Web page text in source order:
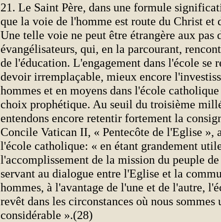
21. Le Saint Père, dans une formule
que la voie de l'homme est route du Christ et
Une telle voie ne peut être étrangère aux pas
évangélisateurs, qui, en la parcourant,
de l'éducation. L'engagement dans l'école se
devoir irremplaçable, mieux encore
hommes et en moyens dans l'école
choix prophétique. Au seuil du troisième
entendons encore retentir fortement la
Concile Vatican II, « Pentecôte de l'Eglise »,
l'école catholique: « en étant grandement
l'accomplissement de la mission du peuple
servant au dialogue entre l'Eglise et la
hommes, à l'avantage de l'une et de l'autre,
revêt dans les circonstances où nous sommes
considérable ».(28)